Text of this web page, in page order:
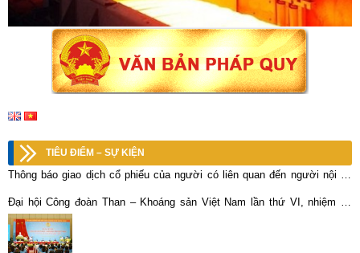
TIÊU ĐIỂM – SỰ KIỆN
Thông báo giao dịch cổ phiếu của người có liên quan đến người nội bộ
Đại hội Công đoàn Than – Khoáng sản Việt Nam lần thứ VI, nhiệm kỳ
2023-2028 thành công tốt đẹp.